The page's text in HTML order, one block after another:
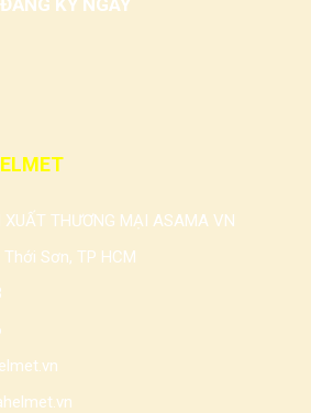
XUẤT THƯƠNG MẠI ASAMA VN
Sơn, TP HCM